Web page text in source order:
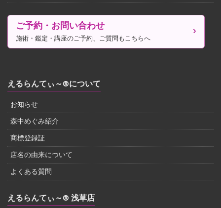
ご予約・お問い合わせ
施術・鑑定・講座のご予約、ご質問もこちらへ
えるらんてぃ～®について
お知らせ
森中めぐみ紹介
商標登録証
店名の由来について
よくある質問
えるらんてぃ～® 浅草店